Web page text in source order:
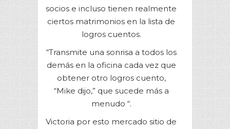
socios e incluso tienen realmente
ciertos matrimonios en la lista de
logros cuentos.
“Transmite una sonrisa a todos los
demás en la oficina cada vez que
obtener otro logros cuento,
“Mike dijo,” que sucede más a
menudo “.
Victoria por esto mercado sitio de